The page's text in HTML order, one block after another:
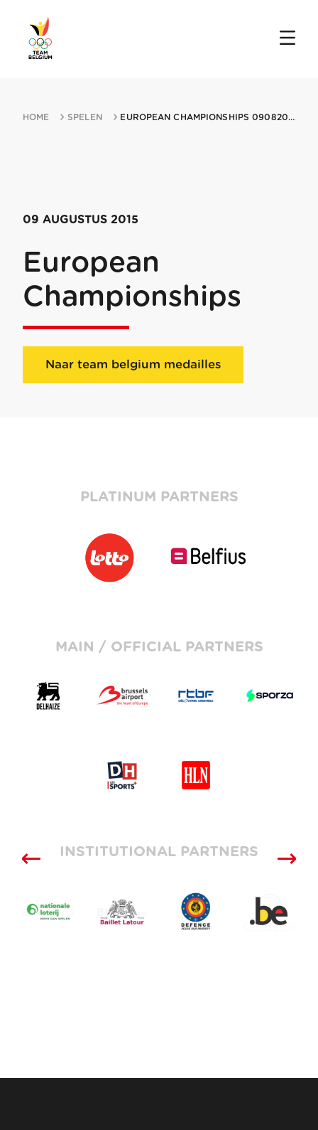
HOME SPELEN EUROPEAN CHAMPIONSHIPS 09082015 TARTU
09 AUGUSTUS 2015
European
Championships
Naar team belgium medailles
PLATINUM PARTNERS
MAIN / OFFICIAL PARTNERS
SUPPLIERS
INSTITUTIONAL PARTNERS